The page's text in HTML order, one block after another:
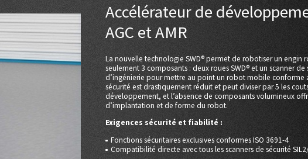
Accélérateur de
AGC et AMR
La nouvelle technologie SWD® permet de robotiser un engin
seulement 3 composants : deux roues SWD® et un scanner de
d’ingénierie pour mettre au point un robot mobile conforme
sécurité est drastiquement réduit et peut diviser par 5 les
développement, et l’absence de composants volumineux
d’implantation et de forme du robot.
Exigences sécurité et fiabilité :
Fonctions sécuritaires exclusives conformes ISO 3691-4
Compatibilité directe avec tous les scanners de sécurité